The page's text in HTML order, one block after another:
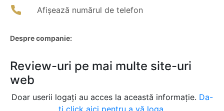
Afișează numărul de telefon
Despre companie:
Review-uri pe mai multe site-uri
web
Doar userii logați au acces la această informație. Da-